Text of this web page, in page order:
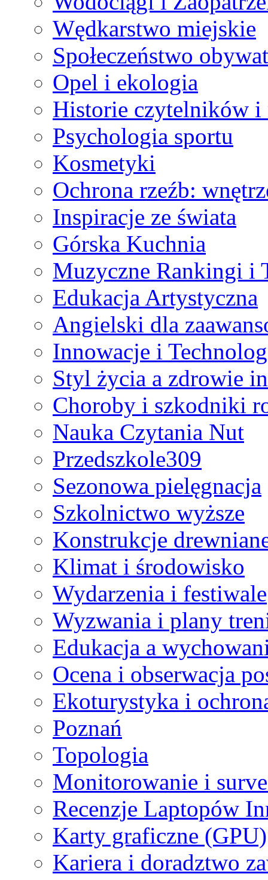
Wędkarstwo miejskie
Społeczeństwo
Opel i ekologia
Historie czytelników i
Psychologia sportu
Kosmetyki
Ochrona rzeźb:
Inspiracje ze świata
Górska Kuchnia
Muzyczne Rankingi i
Edukacja Artystyczna
Angielski dla
Innowacje i
Styl życia a zdrowie
Choroby i szkodniki
Nauka Czytania Nut
Przedszkole309
Sezonowa pielęgnacja
Szkolnictwo wyższe
Konstrukcje
Klimat i środowisko
Wydarzenia i festiwale
Wyzwania i plany
Edukacja a
Ocena i obserwacja
Ekoturystyka i
Poznań
Topologia
Monitorowanie i
Recenzje Laptopów
Karty graficzne (GPU)
Kariera i doradztwo